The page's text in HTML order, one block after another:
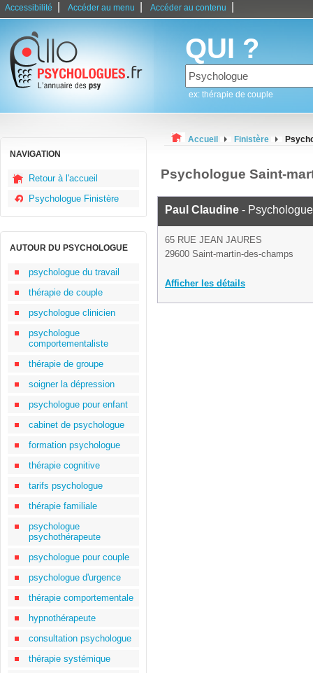
Accessibilité Accéder au menu Accéder au contenu
QUI ?
ex: thérapie de couple
NAVIGATION
Retour à l'accueil
Psychologue Finistère
AUTOUR DU PSYCHOLOGUE
psychologue du travail
thérapie de couple
psychologue clinicien
psychologue
comportementaliste
thérapie de groupe
soigner la dépression
psychologue pour enfant
cabinet de psychologue
formation psychologue
thérapie cognitive
tarifs psychologue
thérapie familiale
psychologue
psychothérapeute
psychologue pour couple
psychologue d'urgence
thérapie comportementale
hypnothérapeute
consultation psychologue
thérapie systémique
Accueil Finistère
Psychologue Saint-
Paul Claudine - Psychologue
65 RUE JEAN JAURES
29600 Saint-martin-des-champs
Afficher les détails